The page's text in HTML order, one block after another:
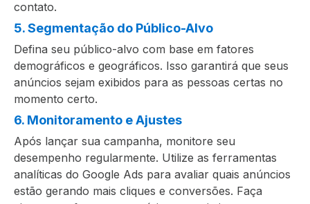
contato.
5. Segmentação do Público-Alvo
Defina seu público-alvo com base em fatores
demográficos e geográficos. Isso garantirá que seus
anúncios sejam exibidos para as pessoas certas no
momento certo.
6. Monitoramento e Ajustes
Após lançar sua campanha, monitore seu
desempenho regularmente. Utilize as ferramentas
analíticas do Google Ads para avaliar quais anúncios
estão gerando mais cliques e conversões. Faça